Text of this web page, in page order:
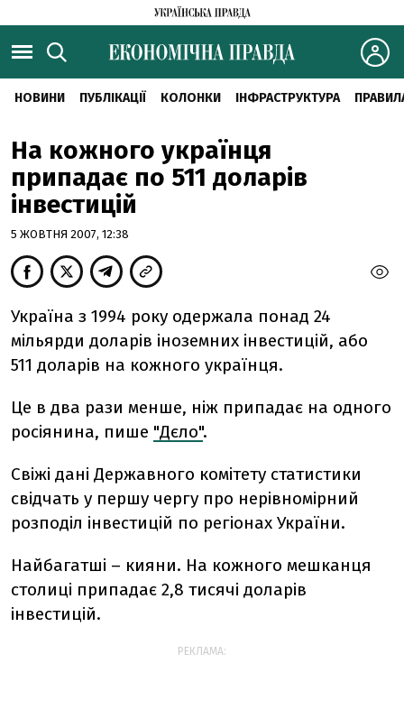
НОВИНИ ПУБЛІКАЦІЇ КОЛОНКИ ІНФРАСТРУКТУРА
На кожного українця
припадає по 511 доларів
інвестицій
5 ЖОВТНЯ 2007, 12:38
Україна з 1994 року одержала понад 24
мільярди доларів іноземних інвестицій, або
511 доларів на кожного українця.
Це в два рази менше, ніж припадає на одного
росіянина, пише "Дєло".
Свіжі дані Державного комітету статистики
свідчать у першу чергу про нерівномірний
розподіл інвестицій по регіонах України.
Найбагатші – кияни. На кожного мешканця
столиці припадає 2,8 тисячі доларів
інвестицій.
РЕКЛАМА: